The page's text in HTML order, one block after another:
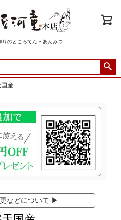
のところてん・あんみつ
国産
などについて ▶